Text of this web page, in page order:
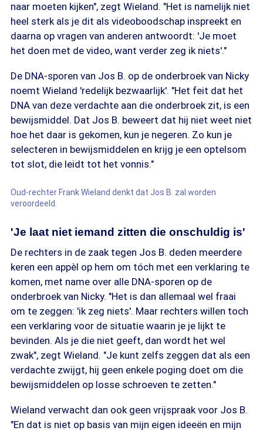
naar moeten kijken", zegt Wieland. "Het is namelijk niet
heel sterk als je dit als videoboodschap inspreekt en
daarna op vragen van anderen antwoordt: 'Je moet
het doen met de video, want verder zeg ik niets'."
De DNA-sporen van Jos B. op de onderbroek van Nicky
noemt Wieland 'redelijk bezwaarlijk'. "Het feit dat het
DNA van deze verdachte aan die onderbroek zit, is een
bewijsmiddel. Dat Jos B. beweert dat hij niet weet niet
hoe het daar is gekomen, kun je negeren. Zo kun je
selecteren in bewijsmiddelen en krijg je een optelsom
tot slot, die leidt tot het vonnis."
Oud-rechter Frank Wieland denkt dat Jos B. zal worden
veroordeeld.
'Je laat niet iemand zitten die onschuldig is'
De rechters in de zaak tegen Jos B. deden meerdere
keren een appèl op hem om tóch met een verklaring te
komen, met name over alle DNA-sporen op de
onderbroek van Nicky. "Het is dan allemaal wel fraai
om te zeggen: 'ik zeg niets'. Maar rechters willen toch
een verklaring voor de situatie waarin je je lijkt te
bevinden. Als je die niet geeft, dan wordt het wel
zwak", zegt Wieland. "Je kunt zelfs zeggen dat als een
verdachte zwijgt, hij geen enkele poging doet om die
bewijsmiddelen op losse schroeven te zetten."
Wieland verwacht dan ook geen vrijspraak voor Jos B.
"En dat is niet op basis van mijn eigen ideeën en mijn